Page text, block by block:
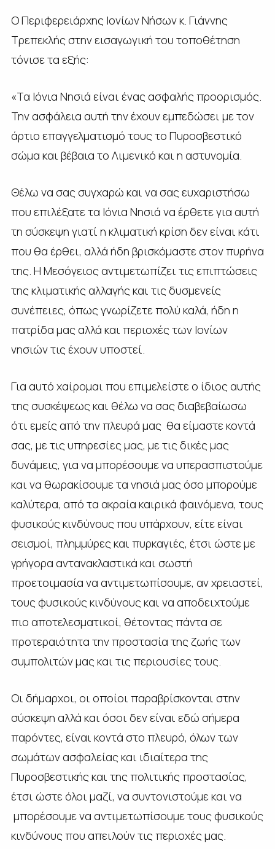
Ο Περιφερειάρχης Ιονίων Νήσων κ. Γιάννης
Τρεπεκλής στην εισαγωγική του τοποθέτηση
τόνισε τα εξής:
«Τα Ιόνια Νησιά είναι ένας ασφαλής προορισμός.
Την ασφάλεια αυτή την έχουν εμπεδώσει με τον
άρτιο επαγγελματισμό τους το Πυροσβεστικό
σώμα και βέβαια το Λιμενικό και η αστυνομία.
Θέλω να σας συγχαρώ και να σας ευχαριστήσω
που επιλέξατε τα Ιόνια Νησιά να έρθετε για αυτή
τη σύσκεψη γιατί η κλιματική κρίση δεν είναι κάτι
που θα έρθει, αλλά ήδη βρισκόμαστε στον πυρήνα
της. Η Μεσόγειος αντιμετωπίζει τις επιπτώσεις
της κλιματικής αλλαγής και τις δυσμενείς
συνέπειες, όπως γνωρίζετε πολύ καλά, ήδη η
πατρίδα μας αλλά και περιοχές των Ιονίων
νησιών τις έχουν υποστεί.
Για αυτό χαίρομαι που επιμελείστε ο ίδιος αυτής
της συσκέψεως και θέλω να σας διαβεβαίωσω
ότι εμείς από την πλευρά μας θα είμαστε κοντά
σας, με τις υπηρεσίες μας, με τις δικές μας
δυνάμεις, για να μπορέσουμε να υπερασπιστούμε
και να θωρακίσουμε τα νησιά μας όσο μπορούμε
καλύτερα, από τα ακραία καιρικά φαινόμενα, τους
φυσικούς κινδύνους που υπάρχουν, είτε είναι
σεισμοί, πλημμύρες και πυρκαγιές, έτσι ώστε με
γρήγορα αντανακλαστικά και σωστή
προετοιμασία να αντιμετωπίσουμε, αν χρειαστεί,
τους φυσικούς κινδύνους και να αποδειχτούμε
πιο αποτελεσματικοί, θέτοντας πάντα σε
προτεραιότητα την προστασία της ζωής των
συμπολιτών μας και τις περιουσίες τους.
Οι δήμαρχοι, οι οποίοι παραβρίσκονται στην
σύσκεψη αλλά και όσοι δεν είναι εδώ σήμερα
παρόντες, είναι κοντά στο πλευρό, όλων των
σωμάτων ασφαλείας και ιδιαίτερα της
Πυροσβεστικής και της πολιτικής προστασίας,
έτσι ώστε όλοι μαζί, να συντονιστούμε και να
μπορέσουμε να αντιμετωπίσουμε τους φυσικούς
κινδύνους που απειλούν τις περιοχές μας.